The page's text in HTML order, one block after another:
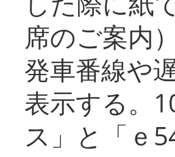
席のご案内
発車番線や
表示する。
ス」と「ｅ